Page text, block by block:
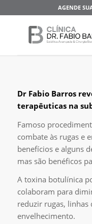
AGENDE
Dr Fabio Barros
terapêuticas na
Famoso
combate às rugas e
benefícios e alguns
mas são benéficos
A toxina botulínica
colaboram para
reduzir rugas, linhas
envelhecimento.